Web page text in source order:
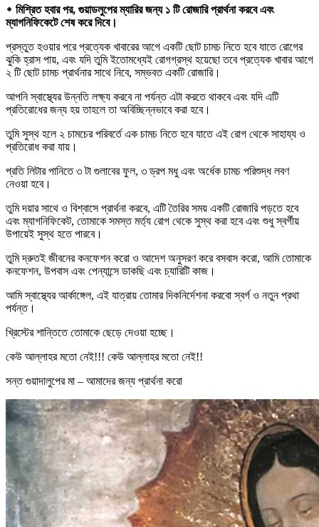
᛭ মিশ্রিত হবার পর, গুয়াডলুপের ম্যারির জন্য ১ টি রোজারি প্রার্থনা করবে এবং
ম্যাগনিফিকেটে শেষ করে দিবে।
প্রস্তুত হওয়ার পরে প্রত্যেক খাবারের আগে একটি ছোট চামচ নিতে হবে যাতে রোগের
ঝুকি হ্রাস পায়, এবং যদি তুমি ইতোমধ্যেই রোগগ্রস্থ হয়েছো তবে প্রত্যেক খাবার আগে
২ টি ছোট চামচ প্রার্থনার সাথে নিবে, সম্ভবত একটি রোজারি।
আপনি স্বাস্থ্যের উন্নতি লক্ষ্য করবে না পর্যন্ত এটা করতে থাকবে এবং যদি এটি
প্রতিরোধের জন্য হয় তাহলে তা অবিচ্ছিন্নভাবে করা হবে।
তুমি সুস্থ হলে ২ চামচের পরিবর্তে এক চামচ নিতে হবে যাতে এই রোগ থেকে সাহায্য ও
প্রতিরোধ করা যায়।
প্রতি লিটার পানিতে ৩ টা গুলাবের ফুল, ৩ ড্রপ মধু এবং অর্ধেক চামচ পরিশুদ্ধ লবণ
নেওয়া হবে।
তুমি দয়ার সাথে ও বিশ্বাসে প্রার্থনা করবে, এটি তৈরির সময় একটি রোজারি পড়তে হবে
এবং ম্যাগনিফিকেট, তোমাকে সমস্ত মর্ত্য রোগ থেকে সুস্থ করা হবে এবং শুধু স্বর্গীয়
উপায়েই সুস্থ হতে পারবে।
তুমি দ্রুতই জীবনের কনফেশন করো ও আদেশ অনুসরণ করে বসবাস করো, আমি তোমাকে
কনফেশন, উপবাস এবং পেন্যান্সে ডাকছি এবং চ্যারিটি কাজ।
আমি স্বাস্থ্যের আর্কাঙ্গেল, এই যাত্রায় তোমার দিকনির্দেশনা করবো স্বর্গ ও নতুন প্রথা
পর্যন্ত।
খ্রিস্টের শান্তিতে তোমাকে ছেড়ে দেওয়া হচ্ছে।
কেউ আল্লাহর মতো নেই!!! কেউ আল্লাহর মতো নেই!!
সন্ত গুয়াদালুপের মা – আমাদের জন্য প্রার্থনা করো